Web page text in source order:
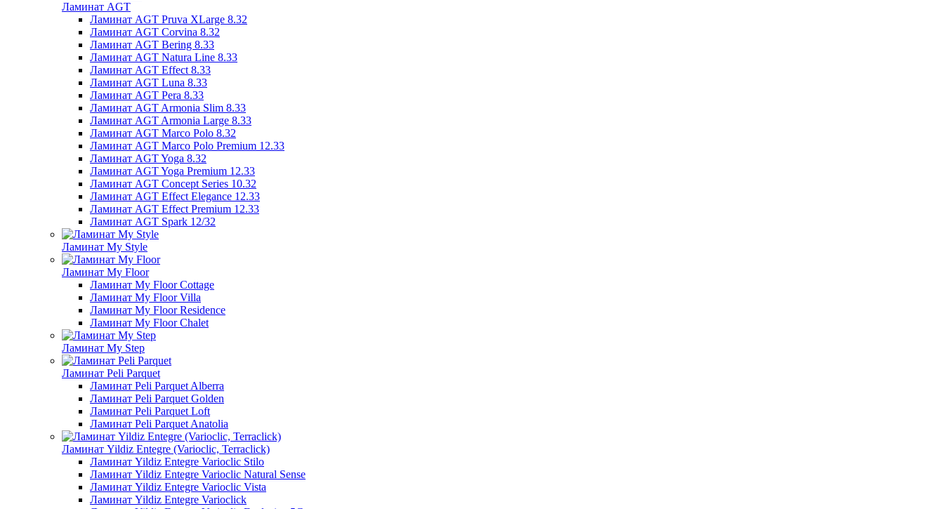
Ламинат AGT
Ламинат AGT Pruva XLarge 8.32
Ламинат AGT Corvina 8.32
Ламинат AGT Bering 8.33
Ламинат AGT Natura Line 8.33
Ламинат AGT Effect 8.33
Ламинат AGT Luna 8.33
Ламинат AGT Pera 8.33
Ламинат AGT Armonia Slim 8.33
Ламинат AGT Armonia Large 8.33
Ламинат AGT Marco Polo 8.32
Ламинат AGT Marco Polo Premium 12.33
Ламинат AGT Yoga 8.32
Ламинат AGT Yoga Premium 12.33
Ламинат AGT Concept Series 10.32
Ламинат AGT Effect Elegance 12.33
Ламинат AGT Effect Premium 12.33
Ламинат AGT Spark 12/32
Ламинат My Style
Ламинат My Floor
Ламинат My Floor Cottage
Ламинат My Floor Villa
Ламинат My Floor Residence
Ламинат My Floor Chalet
Ламинат My Step
Ламинат Peli Parquet
Ламинат Peli Parquet Alberra
Ламинат Peli Parquet Golden
Ламинат Peli Parquet Loft
Ламинат Peli Parquet Anatolia
Ламинат Yildiz Entegre (Varioclic, Terraclick)
Ламинат Yildiz Entegre Varioclic Stilo
Ламинат Yildiz Entegre Varioclic Natural Sense
Ламинат Yildiz Entegre Varioclic Vista
Ламинат Yildiz Entegre Varioclick